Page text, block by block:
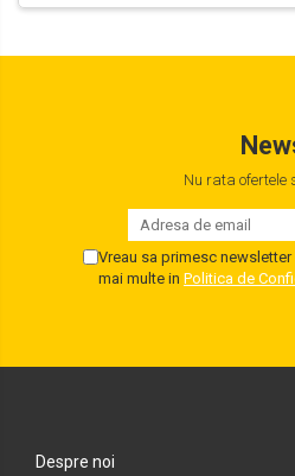
Nu rata ofertele
Vreau sa primesc
mai multe in Politica de
Despre noi